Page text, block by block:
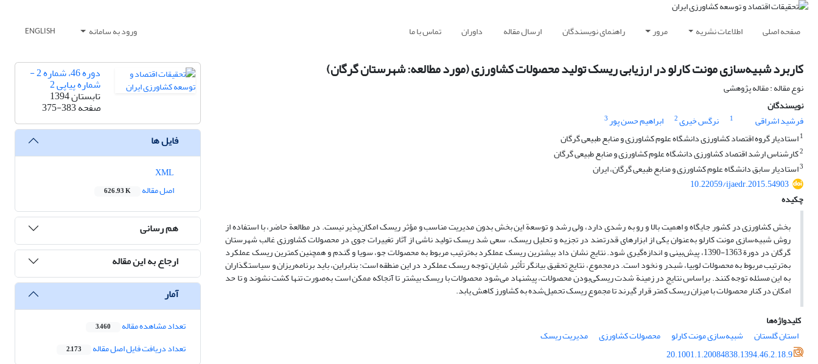
صفحه اصلی اطلاعات نشریه مرور راهنمای نویسندگان ارسال مقاله داوران تماس با ما ورود به سامانه ENGLISH
کاربرد شبیه‌سازی مونت کارلو در ارزیابی ریسک تولید محصولات کشاورزی (مورد مطالعه: شهرستان گرگان)
نوع مقاله : مقاله پژوهشی
نویسندگان
فرشید اشراقی
1 نرگس خیری2 ابراهیم حسن پور3
1استادیار گروه اقتصاد کشاورزی دانشگاه علوم کشاورزی و منابع طبیعی گرگان
2کارشناس ارشد اقتصاد کشاورزی دانشگاه علوم کشاورزی و منابع طبیعی گرگان
3استادیار سابق دانشگاه علوم کشاورزی و منابع طبیعی گرگان، ایران
10.22059/ijaedr.2015.54903
چکیده
بخش کشاورزی در کشور جایگاه و اهمیت بالا و رو به رشدی دارد، ولی رشد و توسعة این بخش بدون مدیریت مناسب و مؤثر ریسک امکان‌پذیر نیست. در مطالعة حاضر، با استفاده از
روش شبیه‌سازی مونت کارلو به‌عنوان یکی از ابزارهای قدرتمند در تجزیه و تحلیل ریسک، سعی شد ریسک تولید ناشی از آثار تغییرات جوی در محصولات کشاورزی غالب شهرستان
گرگان در دورة 1363-1390، پیش‌بینی و اندازه‌گیری شود. نتایج نشان داد بیشترین ریسک عملکرد به‌ترتیب مربوط به محصولات جو، سویا و گندم و همچنین کمترین ریسک عملکرد
به‌ترتیب مربوط به محصولات لوبیا، شبدر و نخود است. درمجموع، نتایج تحقیق بیانگر تأثیر شایان توجه ریسک عملکرد در این منطقه است؛ بنابراین، باید برنامه‌ریزان و سیاستگذاران
به این مسئله توجه کنند. براساس نتایج در زمینة شدت ریسکی‌بودن محصولات، پیشنهاد می‌شود محصولات با ریسک بیشتر تا آنجاکه ممکن است به‌صورت تنها کشت نشوند و تا حد
امکان در کنار محصولات با میزان ریسک کمتر قرار گیرند تا مجموع ریسک تحمیل‌شده به کشاورز کاهش یابد.
کلیدواژه‌ها
استان گلستان
شبیه‌سازی مونت کارلو محصولات کشاورزی
مدیریت ریسک
20.1001.1.20084838.1394.46.2.18.9
دوره 46، شماره 2 -
شماره پیاپی 2
تابستان 1394
صفحه375-383
فایل ها
اصل مقاله
626.93 K
هم رسانی
ارجاع به این مقاله
آمار
تعداد مشاهده مقاله 3,460
تعداد دریافت فایل اصل مقاله 2,173